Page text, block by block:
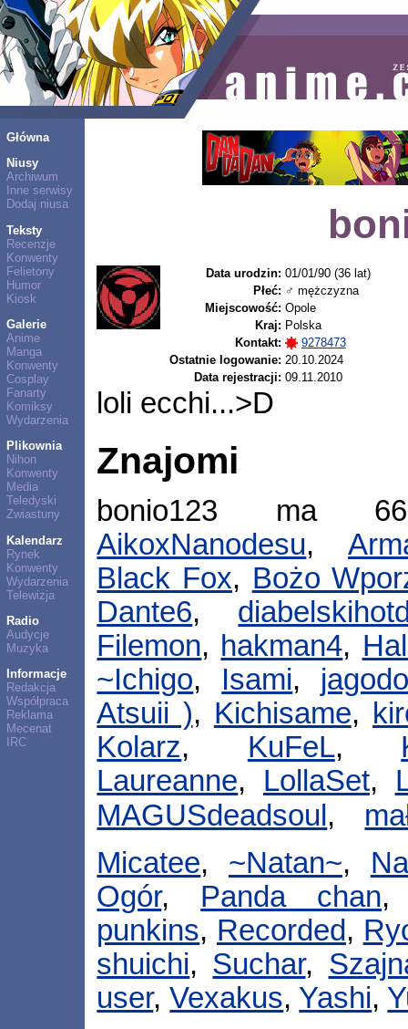
Główna
Niusy
Archiwum
Inne serwisy
Dodaj niusa
Teksty
Recenzje
Konwenty
Felietony
Humor
Kiosk
Galerie
Anime
Manga
Konwenty
Cosplay
Fanarty
Komiksy
Wydarzenia
Plikownia
Nihon
Konwenty
Media
Teledyski
Zwiastuny
Kalendarz
Rynek
Konwenty
Wydarzenia
Telewizja
Radio
Audycje
Muzyka
Informacje
Redakcja
Współpraca
Reklama
Mecenat
IRC
Data urodzin: 01/01/90 (36 lat)
Płeć: ♂ mężczyzna
Miejscowość: Opole
Kraj: Polska
Kontakt:
9278473
Ostatnie logowanie: 20.10.2024
Data rejestracji: 09.11.2010
loli ecchi...>D
Znajomi
bonio123 ma
AikoxNanodesu,
Black Fox, Bożo
Dante6,
Filemon, hakman4,
~Ichigo, Isami,
Atsuii ), Kichisame,
Kolarz, KuFeL,
Laureanne, LollaSet,
MAGUSdeadsoul ,
Micatee, ~Natan~,
Ogór, Panda chan
punkins, Recorded,
shuichi, Suchar,
user,Vexakus, Yashi,